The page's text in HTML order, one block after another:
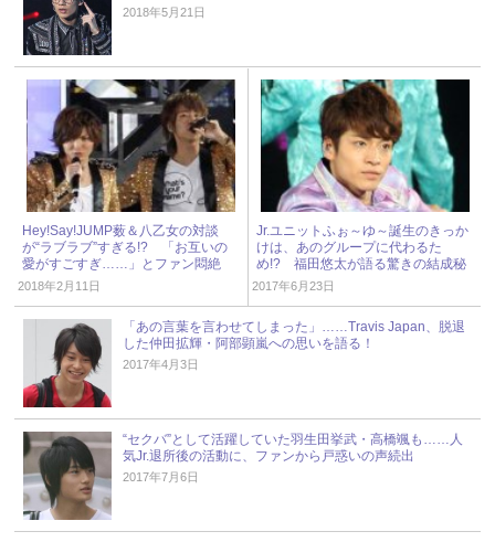
2018年5月21日
Hey!Say!JUMP薮＆八乙女の対談
が“ラブラブ”すぎる!? 「お互いの
愛がすごすぎ……」とファン悶絶
2018年2月11日
Jr.ユニットふぉ～ゆ～誕生のきっか
けは、あのグループに代わるた
め!? 福田悠太が語る驚きの結成秘
話
2017年6月23日
「あの言葉を言わせてしまった」……Travis Japan、脱退
した仲田拡輝・阿部顕嵐への思いを語る！
2017年4月3日
“セクバ”として活躍していた羽生田挙武・高橋颯も……人
気Jr.退所後の活動に、ファンから戸惑いの声続出
2017年7月6日